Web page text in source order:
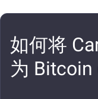
如何将
为 Bitcoin